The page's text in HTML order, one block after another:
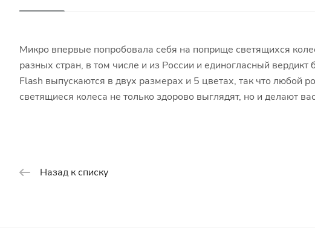
Микро впервые попробовала себя на поприще светящихся
разных стран, в том числе и из России и единогласный
Flash выпускаются в двух размерах и 5 цветах, так что любой
светящиеся колеса не только здорово выглядят, но и делают
Назад к списку